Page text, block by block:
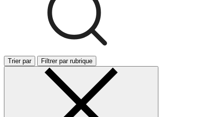
Trier par Filtrer par rubrique